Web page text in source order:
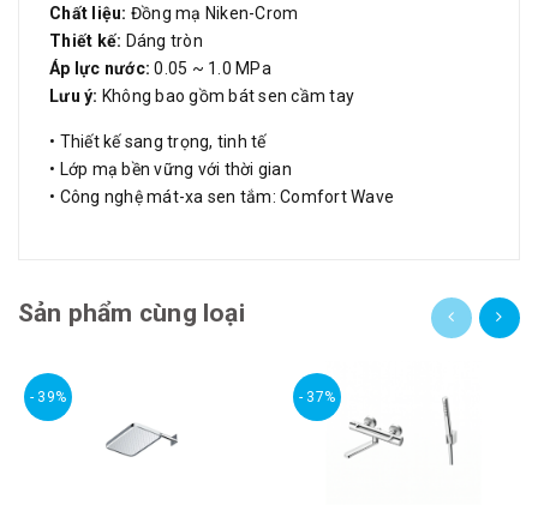
Chất liệu: Đồng mạ Niken-Crom
Thiết kế: Dáng tròn
Áp lực nước: 0.05 ~ 1.0 MPa
Lưu ý: Không bao gồm bát sen cầm tay
• Thiết kế sang trọng, tinh tế
• Lớp mạ bền vững với thời gian
• Công nghệ mát-xa sen tắm: Comfort Wave
Sản phẩm cùng loại
- 39% - 37%